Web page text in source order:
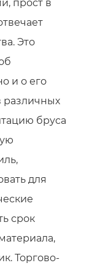
прост в
Это
и о его
различных
бруса
для
срок
Торгово-